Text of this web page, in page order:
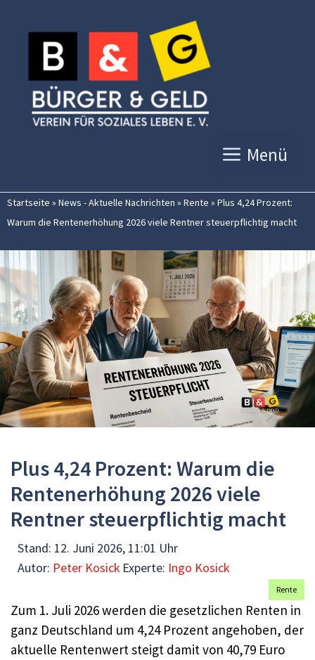
Inhalt
springen
Menü
Startseite » News - Aktuelle Nachrichten » Rente » Plus 4,24 Prozent:
Warum die Rentenerhöhung 2026 viele Rentner steuerpflichtig macht
Plus 4,24 Prozent: Warum die
Rentenerhöhung 2026 viele
Rentner steuerpflichtig macht
Stand: 12. Juni 2026, 11:01 Uhr
Autor: Peter Kosick Experte: Ingo Kosick
Rente
Zum 1. Juli 2026 werden die gesetzlichen Renten in
ganz Deutschland um 4,24 Prozent angehoben, der
aktuelle Rentenwert steigt damit von 40,79 Euro